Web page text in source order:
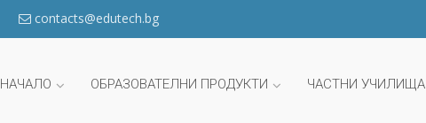
contacts@edutech.bg
НАЧАЛО ОБРАЗОВАТЕЛНИ ПРОДУКТИ ЧАСТНИ УЧИЛИЩА